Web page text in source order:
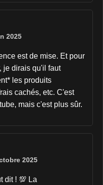
2025
est de mise. Et pour
je dirais qu'il faut
les produits
cachés, etc. C'est
mais c'est plus sûr.
2025
dit ! 💯 La